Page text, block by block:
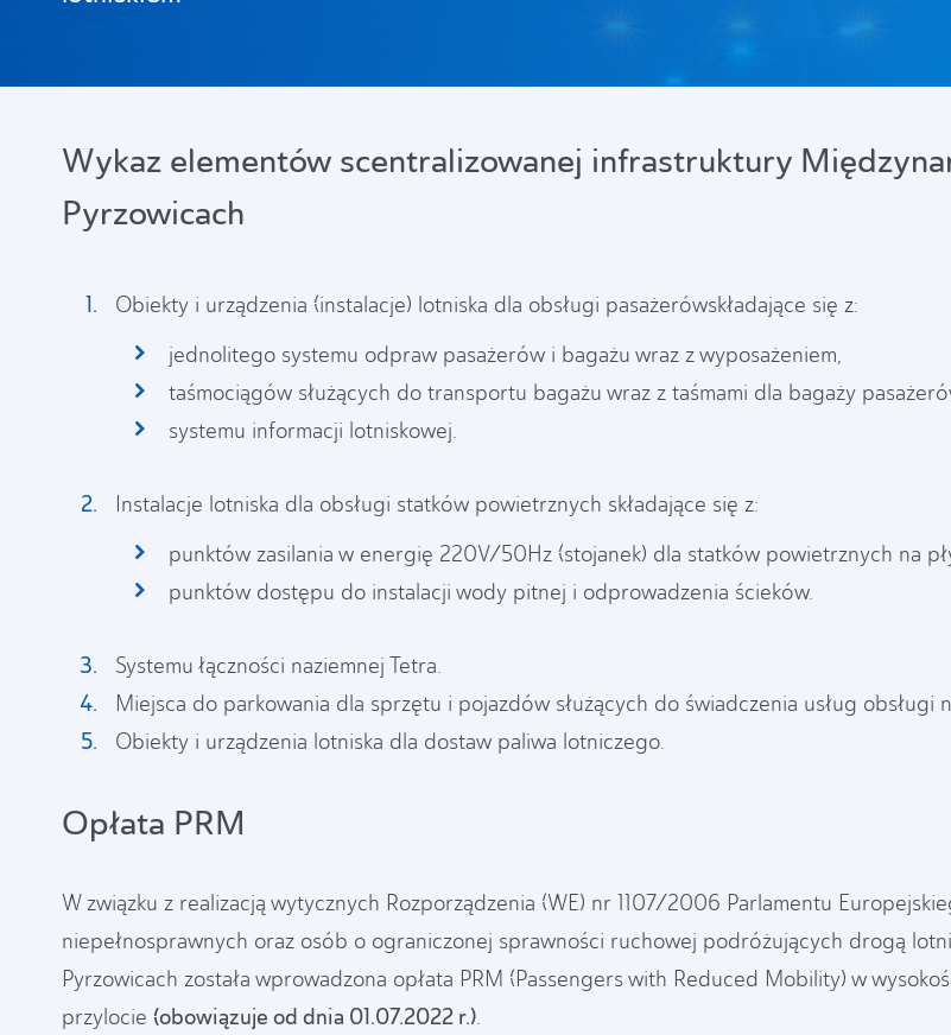
Wykaz elementów scentralizowanej infrastruktury
Pyrzowicach
Obiekty i urządzenia (instalacje) lotniska dla obsługi pasażerówskładające się z:
jednolitego systemu odpraw pasażerów i bagażu wraz z wyposażeniem,
taśmociągów służących do transportu bagażu wraz z taśmami dla bagaży
systemu informacji lotniskowej.
Instalacje lotniska dla obsługi statków powietrznych składające się z:
punktów zasilania w energię 220V/50Hz (stojanek) dla statków powietrznych na
punktów dostępu do instalacji wody pitnej i odprowadzenia ścieków.
Systemu łączności naziemnej Tetra.
Miejsca do parkowania dla sprzętu i pojazdów służących do świadczenia usług obsługi
Obiekty i urządzenia lotniska dla dostaw paliwa lotniczego.
Opłata PRM
W związku z realizacją wytycznych Rozporządzenia (WE) nr 1107/2006 Parlamentu
niepełnosprawnych oraz osób o ograniczonej sprawności ruchowej podróżujących drogą
Pyrzowicach została wprowadzona opłata PRM (Passengers with Reduced Mobility) w
przylocie (obowiązuje od dnia 01.07.2022 r.).